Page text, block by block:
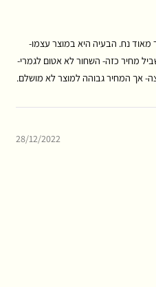
מאוד נח. הבעיה היא במוצר עצמו-
מחיר כזה- השחור לא אטום לגמרי-
אך המחיר גבוהה למוצר לא מושלם.
28/12/2022